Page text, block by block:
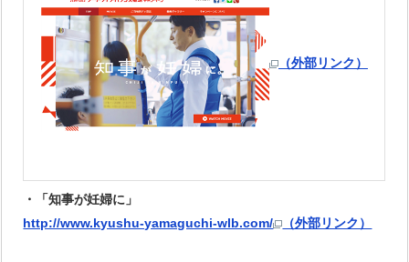
（外部リンク）
・「知事が妊婦に」
http://www.kyushu-yamaguchi-wlb.com/
（外部リンク）